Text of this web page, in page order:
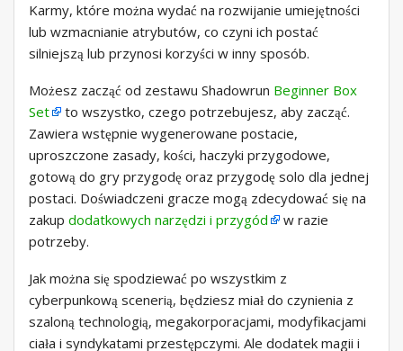
Karmy, które można wydać na rozwijanie umiejętności
lub wzmacnianie atrybutów, co czyni ich postać
silniejszą lub przynosi korzyści w inny sposób.
Możesz zacząć od zestawu Shadowrun Beginner Box
Set
to wszystko, czego potrzebujesz, aby zacząć.
Zawiera wstępnie wygenerowane postacie,
uproszczone zasady, kości, haczyki przygodowe,
gotową do gry przygodę oraz przygodę solo dla jednej
postaci. Doświadczeni gracze mogą zdecydować się na
zakup dodatkowych narzędzi i przygód
w razie
potrzeby.
Jak można się spodziewać po wszystkim z
cyberpunkową scenerią, będziesz miał do czynienia z
szaloną technologią, megakorporacjami, modyfikacjami
ciała i syndykatami przestępczymi. Ale dodatek magii i